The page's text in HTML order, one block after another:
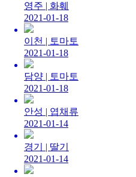
영주 | 화훼
2021-01-18
이천 | 토마토
2021-01-18
담양 | 토마토
2021-01-18
안성 | 엽채류
2021-01-14
경기 | 딸기
2021-01-14